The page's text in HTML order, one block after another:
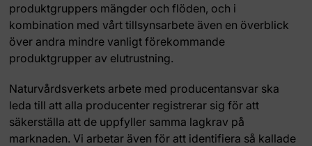
produktgruppers mängder och flöden, och i
kombination med vårt tillsynsarbete även en överblick
över andra mindre vanligt förekommande
produktgrupper av elutrustning.
Naturvårdsverkets arbete med producentansvar ska
leda till att alla producenter registrerar sig för att
säkerställa att de uppfyller samma lagkrav på
marknaden. Vi arbetar även för att identifiera så kallade